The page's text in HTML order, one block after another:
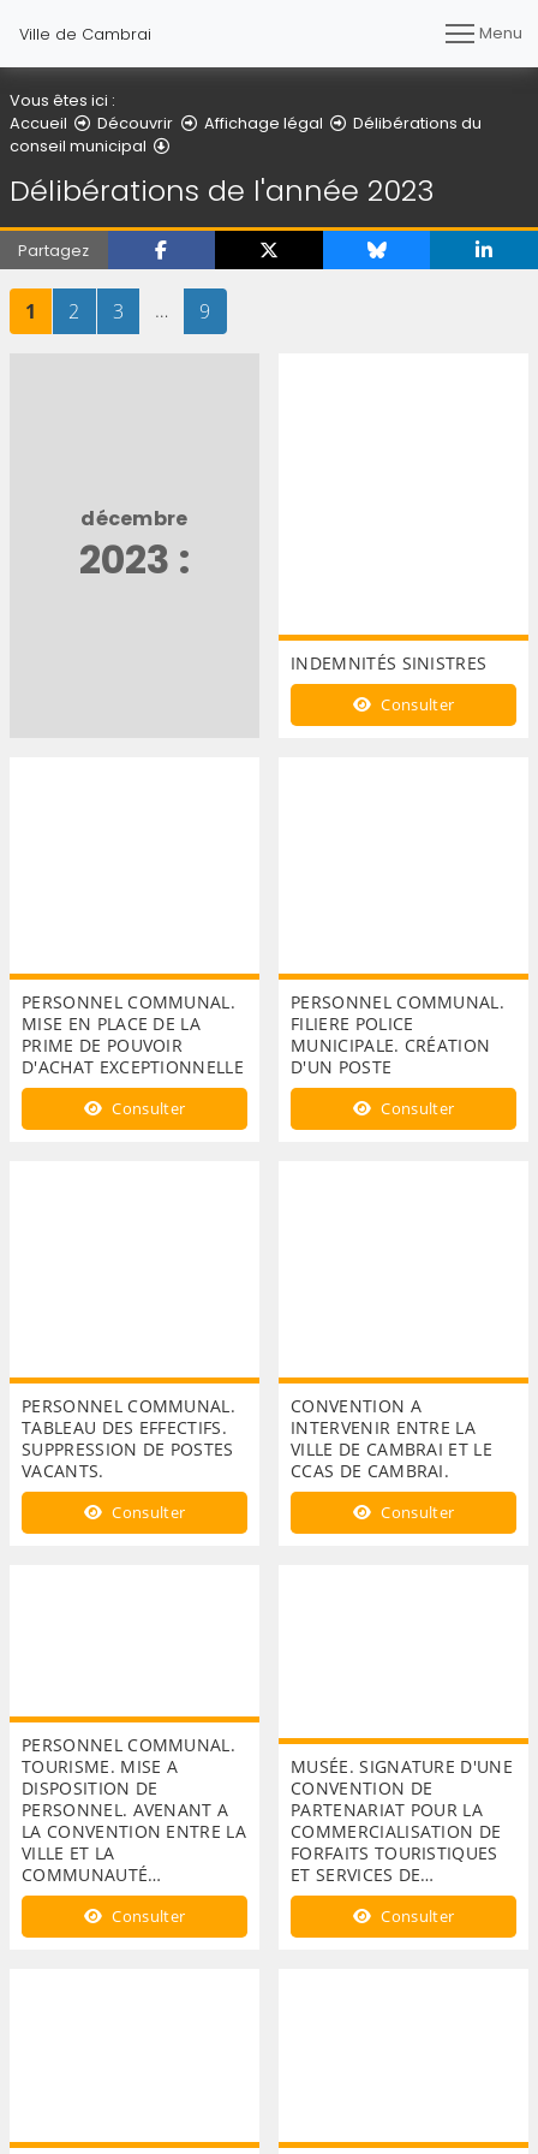
Ville de Cambrai Menu
Vous êtes ici :
Accueil
Découvrir Affichage légal
Délibérations du
conseil municipal
Délibérations de l'année 2023
Partagez
Page
1 sur 9Page
2 sur 9Page
3sur 9
… Page
9
décembre
2023 :
INDEMNITÉS SINISTRES
Consulter
PERSONNEL COMMUNAL.
MISE EN PLACE DE LA
PRIME DE POUVOIR
D'ACHAT EXCEPTIONNELLE
Consulter
PERSONNEL COMMUNAL.
FILIERE POLICE
MUNICIPALE. CRÉATION
D'UN POSTE
Consulter
PERSONNEL COMMUNAL.
TABLEAU DES EFFECTIFS.
SUPPRESSION DE POSTES
VACANTS.
Consulter
CONVENTION A
INTERVENIR ENTRE LA
VILLE DE CAMBRAI ET LE
CCAS DE CAMBRAI.
Consulter
PERSONNEL COMMUNAL.
TOURISME. MISE A
DISPOSITION DE
PERSONNEL. AVENANT A
LA CONVENTION ENTRE LA
VILLE ET LA
COMMUNAUTÉ…
Consulter
MUSÉE. SIGNATURE D'UNE
CONVENTION DE
PARTENARIAT POUR LA
COMMERCIALISATION DE
FORFAITS TOURISTIQUES
ET SERVICES DE…
Consulter